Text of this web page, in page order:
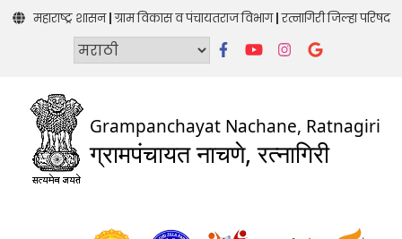
Skip
to
महाराष्ट्र शासन|ग्राम विकास व पंचायतराज विभाग|रत्नागिरी जिल्हा परिषद
Grampanchayat Nachane, Ratnagiri
ग्रामपंचायत नाचणे, रत्नागिरी